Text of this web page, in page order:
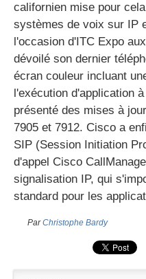
californien mise pour
systèmes de voix sur IP
l'occasion d'ITC Expo
dévoilé son dernier
écran couleur incluant
l'exécution d'application
présenté des mises à
7905 et 7912. Cisco a
SIP (Session Initiation
d'appel Cisco
signalisation IP, qui
standard pour les
ParChristophe Bardy